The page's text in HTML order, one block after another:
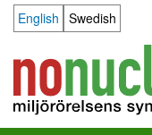
Language switcher
English Swedish